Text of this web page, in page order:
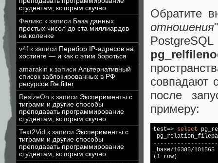
студентам, которым скучно
Феликс к записи База данных
простых чисел до ста миллиардов
на коленке
v4f к записи Перебор IP-адресов на
хостинге — и как с этим бороться
amarakin к записи Альтернативный
список заблокированных в РФ
ресурсов Re:filter
ResizeOn к записи Эксперименты с
тиграми и другие способы
преподавать программирование
студентам, которым скучно
Text2Vid к записи Эксперименты с
тиграми и другие способы
преподавать программирование
студентам, которым скучно
Обратите
отношения
совпадают
после
примеру:
test=> select
base/16385/101565
(1 row)